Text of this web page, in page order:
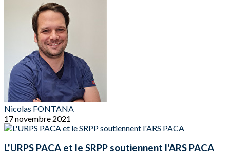
Nicolas FONTANA
17 novembre 2021
L'URPS PACA et le SRPP soutiennent l'ARS PACA